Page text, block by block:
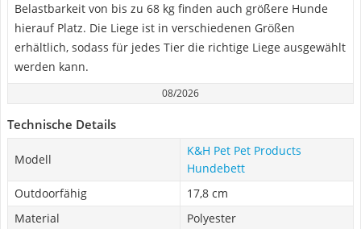
Belastbarkeit von bis zu 68 kg finden auch größere Hunde
hierauf Platz. Die Liege ist in verschiedenen Größen
erhältlich, sodass für jedes Tier die richtige Liege ausgewählt
werden kann.
08/2026
Technische Details
Modell
K&H Pet Pet Products
Hundebett
Outdoorfähig
17,8 cm
Material
Polyester